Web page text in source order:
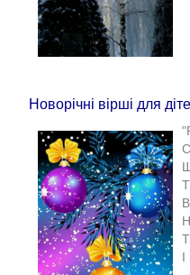
Новорічні вірші для